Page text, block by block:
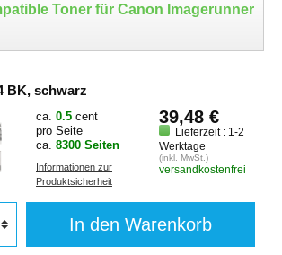
Toner für Canon Imagerunner
Toner C-EXV 14 BK, schwarz
ca. 0.5 cent
pro Seite
ca. 8300 Seiten
Informationen zur
Produktsicherheit
39,48 €
Lieferzeit : 1-2
Werktage
(inkl. MwSt.)
versandkostenfrei
In den Warenkorb